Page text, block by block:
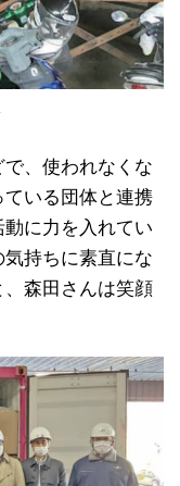
、使われなくな
いる団体と連携
に力を入れてい
持ちに素直にな
森田さんは笑顔